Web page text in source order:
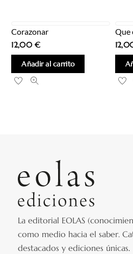
Corazonar
12,00€
Añadir al carrito
Que
La editorial EOLAS
como medio hacia el saber.
destacados y ediciones únicas.